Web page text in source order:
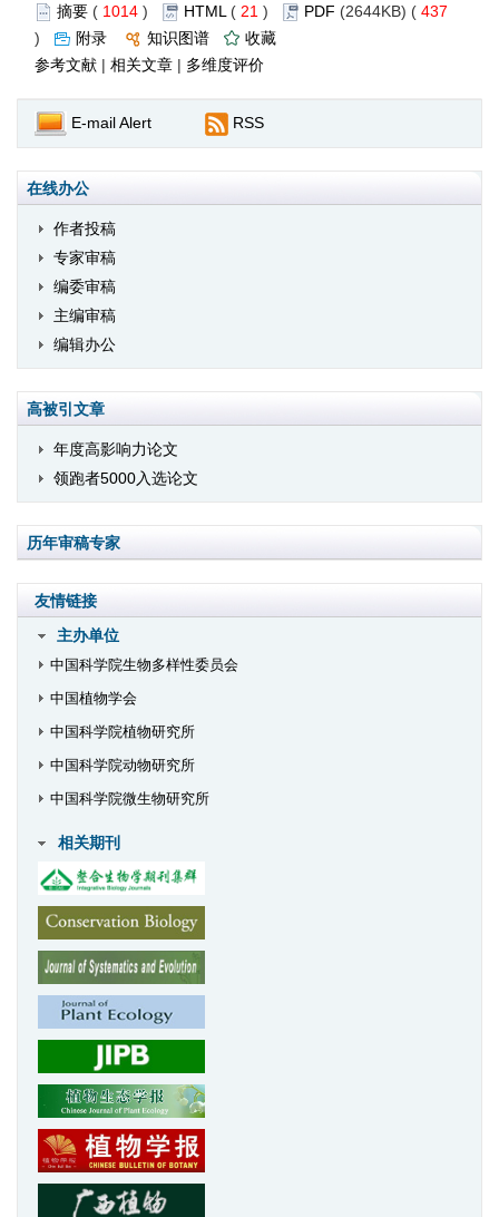
摘要 ( 1014 ) HTML ( 21 ) PDF (2644KB) ( 437
)
附录 知识图谱
收藏
参考文献 | 相关文章 | 多维度评价
E-mail Alert RSS
在线办公
作者投稿
专家审稿
编委审稿
主编审稿
编辑办公
高被引文章
年度高影响力论文
领跑者5000入选论文
历年审稿专家
友情链接
主办单位
中国科学院生物多样性委员会
中国植物学会
中国科学院植物研究所
中国科学院动物研究所
中国科学院微生物研究所
相关期刊